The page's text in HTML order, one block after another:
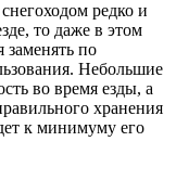
редко и
то даже в этом
заменять по
Небольшие
во время езды, а
хранения
к минимуму его